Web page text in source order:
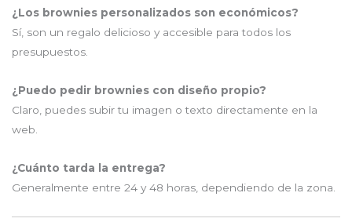
¿Los brownies personalizados son económicos?
Sí, son un regalo delicioso y accesible para todos los
presupuestos.
¿Puedo pedir brownies con diseño propio?
Claro, puedes subir tu imagen o texto directamente en la
web.
¿Cuánto tarda la entrega?
Generalmente entre 24 y 48 horas, dependiendo de la zona.